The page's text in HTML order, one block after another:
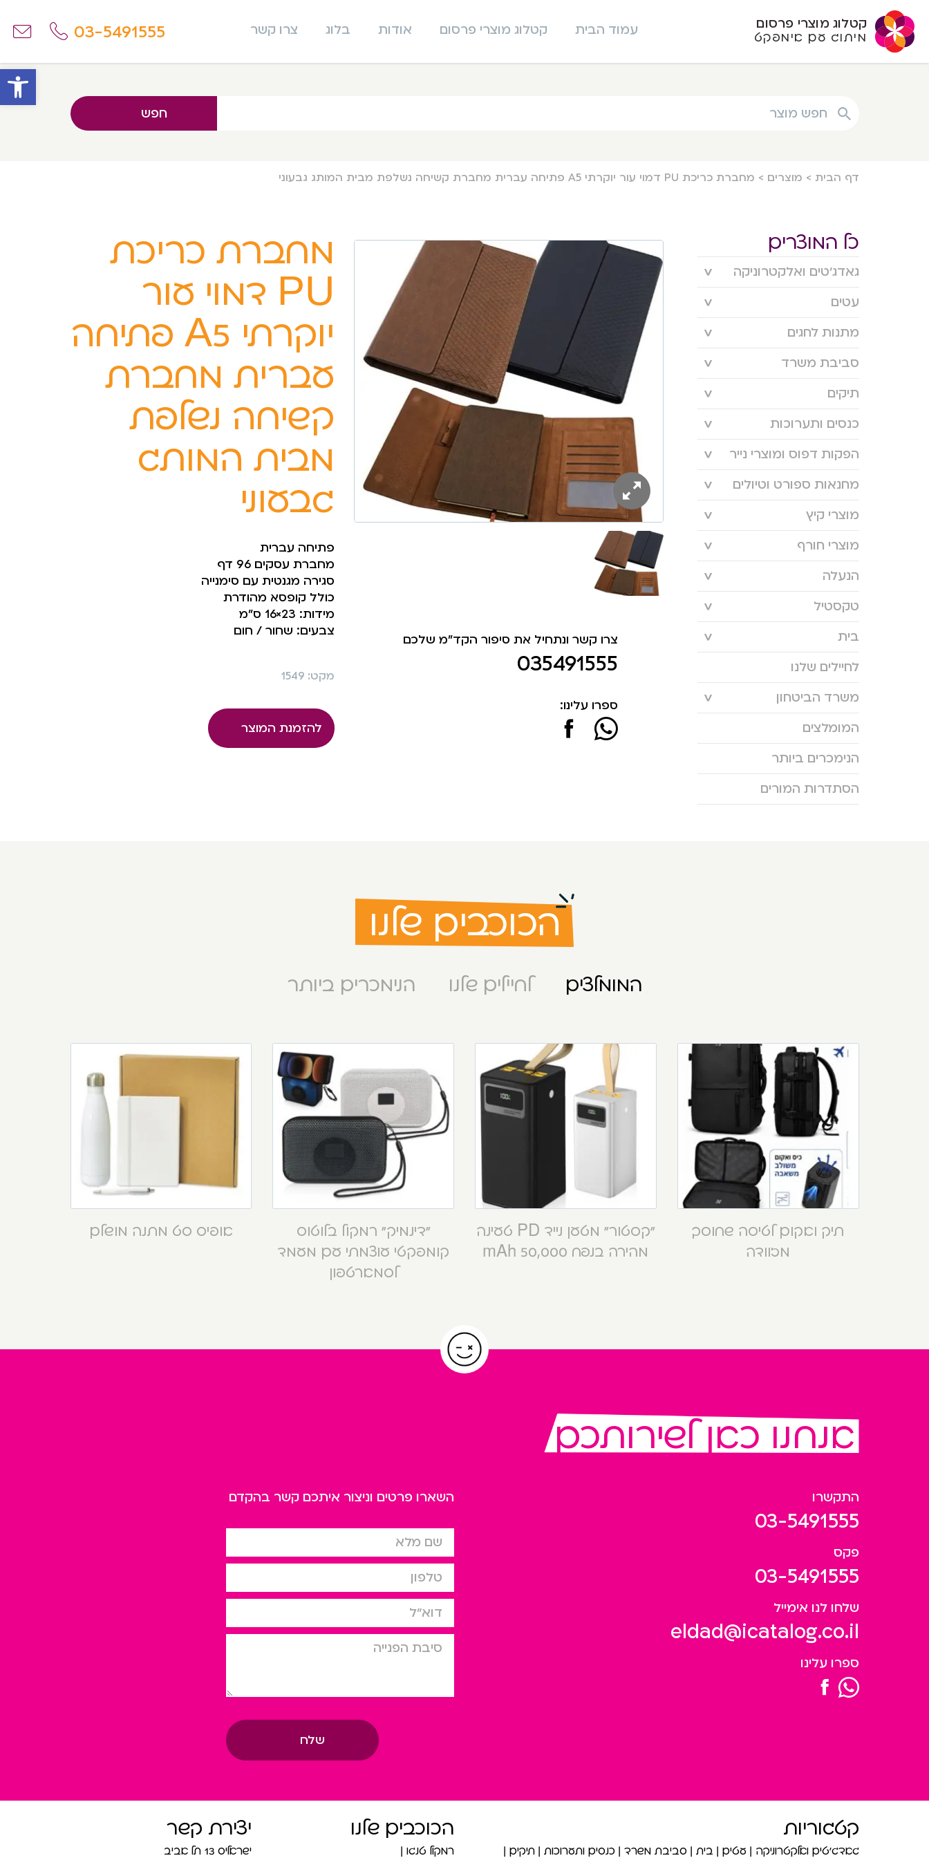
קטלוג מוצרי פרסום
מיתוג עם אימפקט עמוד הבית קטלוג מוצרי פרסום אודות בלוג צרו קשר 03-5491555
חפש מוצר
חפש
דף הבית > מוצרים > מחברת כריכת PU דמוי עור יוקרתי A5 פתיחה עברית מחברת קשיחה נשלפת מבית המותג גבעוני
כל המוצרים
גאדג’טים ואלקטרוניקה
עטים
מתנות לחגים
סביבת משרד
תיקים
כנסים ותערוכות
הפקות דפוס ומוצרי נייר
מחנאות ספורט וטיולים
מוצרי קיץ
מוצרי חורף
הנעלה
טקסטיל
בית
לחיילים שלנו
משרד הביטחון
המומלצים
הנימכרים ביותר
הסתדרות המורים
מחברת כריכת
PU דמוי עור
יוקרתי A5 פתיחה
עברית מחברת
קשיחה נשלפת
מבית המותג
גבעוני
פתיחה עברית
מחברת עסקים 96 דף
סגירה מגנטית עם סימנייה
כולל קופסא מהודרת
מידות: 23×16 ס”מ
צבעים: שחור / חום
מקט: 1549
להזמנת המוצר
צרו קשר ונתחיל את סיפור הקד"מ שלכם
035491555
ספרו עלינו:
הכוכבים שלנו
המומלצים לחיילים שלנו הנימכרים ביותר
תיק ואקום לטיסה שחוסך
מזוודה
“קסטור” מטען נייד PD טעינה
מהירה בנפח 50,000 mAh
“דינמיק” רמקול בלוטוס
קומפקטי עוצמתי עם מעמד
לסמארטפון
אופיס סט מתנה מושלם
אנחנו כאן לשירותכם
התקשרו
03-5491555
פקס
03-5491555
שלחו לנו אימייל
eldad@icatalog.co.il
ספרו עלינו
השארו פרטים וניצור איתכם קשר בהקדם
שם מלא
טלפון
דוא”ל
סיבת הפניה
שלח
קטגוריות
גאדג’טים ואלקטרוניקה עטים בית סביבת משרד כנסים ותערוכות תיקים
הכוכבים שלנו
רמקול טנגו
יצירת קשר
ישראליס 13 תל אביב